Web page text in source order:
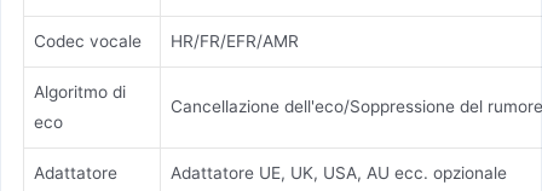
Codec vocale HR/FR/EFR/AMR
Algoritmo di
eco
Cancellazione dell'eco/Soppressione del rumore
Adattatore Adattatore UE, UK, USA, AU ecc. opzionale